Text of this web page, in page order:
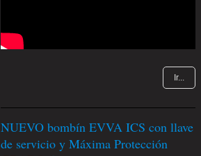
Ir...
NUEVO bombín EVVA ICS con llave
de servicio y Máxima Protección